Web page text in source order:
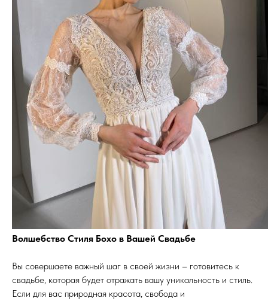
Волшебство Стиля Бохо в Вашей Свадьбе
Вы совершаете важный шаг в своей жизни – готовитесь к
свадьбе, которая будет отражать вашу уникальность и стиль.
Если для вас природная красота, свобода и